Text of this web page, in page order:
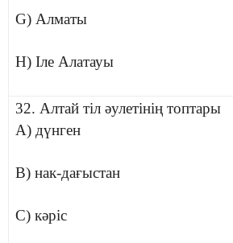
G) Алматы
H) Іле Алатауы
32. Алтай тіл әулетінің топтары
A) дүнген
B) нак-дағыстан
C) кәріс